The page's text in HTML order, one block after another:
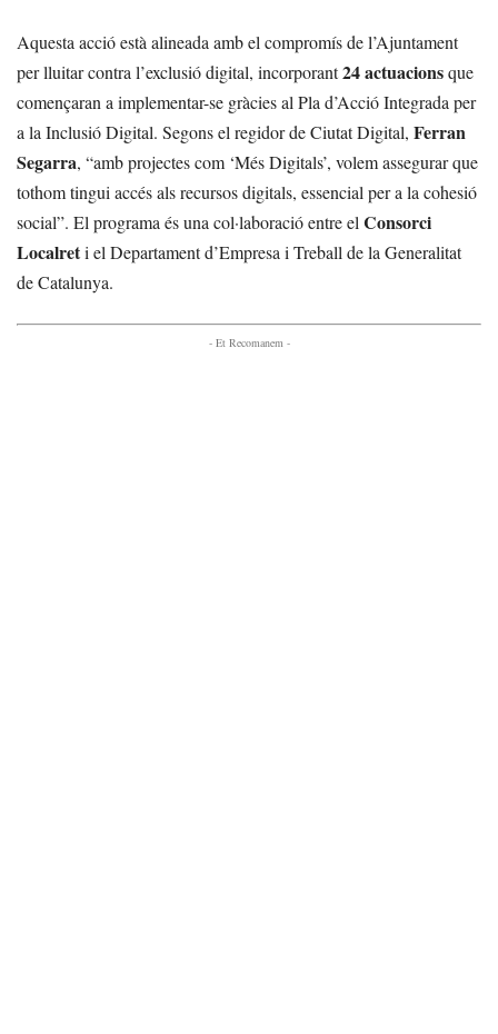
Aquesta acció està alineada amb el compromís de l’Ajuntament
per lluitar contra l’exclusió digital, incorporant24 actuacionsque
començaran a implementar-se gràcies al Pla d’Acció Integrada per
a la Inclusió Digital. Segons el regidor de Ciutat Digital, Ferran
Segarra, “amb projectes com ‘Més Digitals’, volem assegurar que
tothom tingui accés als recursos digitals, essencial per a la cohesió
social”. El programa és una col·laboració entre elConsorci
Localreti el Departament d’Empresa i Treball de la Generalitat
de Catalunya.
- Et Recomanem -